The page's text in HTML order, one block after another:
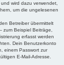
wird dazu verwendet,
um die ungelesenen
Betreiber übermittelt
Beispiel Beiträge,
erfasst werden
Dein Benutzerkonto
einem Passwort zur
E-Mail-Adresse.